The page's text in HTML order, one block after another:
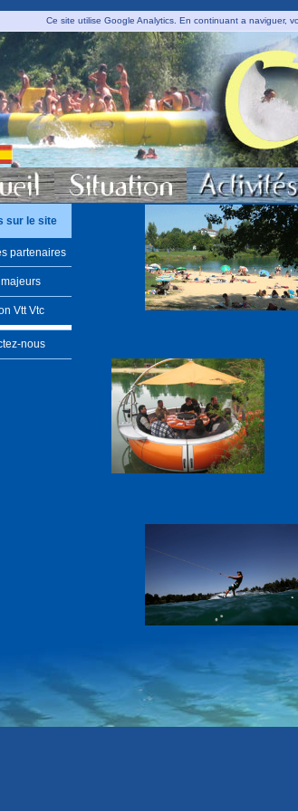
Ce site utilise Google Analytics. En continuant a naviguer,
sur le site
partenaires
Vtt Vtc
nous